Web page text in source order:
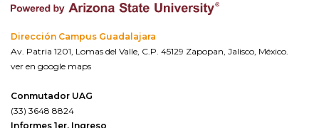
Dirección Campus Guadalajara
Av. Patria 1201, Lomas del Valle, C.P. 45129 Zapopan, Jalisco, México.
ver en google maps
Conmutador UAG
(33) 3648 8824
Informes 1er. Ingreso